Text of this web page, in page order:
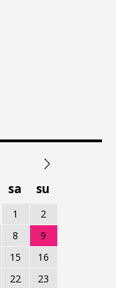
sa su
1
2
8
9
15
16
22
23